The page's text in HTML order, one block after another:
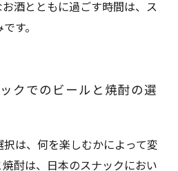
酒とともに過ごす時間は、ス
す。
クでのビールと焼酎の選
は、何を楽しむかによって変
酎は、日本のスナックにおい